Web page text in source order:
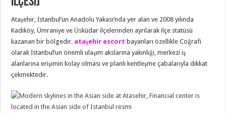
Ataşehir, İstanbul’un Anadolu Yakası’nda yer alan ve 2008 yılında
Kadıköy, Ümraniye ve Üsküdar ilçelerinden ayrılarak ilçe statüsü
kazanan bir bölgedir. ataşehir escort bayanları özellikle Coğrafi
olarak İstanbul’un önemli ulaşım akslarına yakınlığı, merkezi iş
alanlarına erişimin kolay olması ve planlı kentleşme çabalarıyla dikkat
çekmektedir.